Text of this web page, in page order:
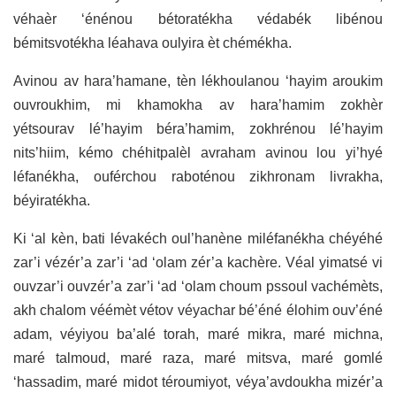
véhaèr ‘énénou bétoratékha védabék libénou
bémitsvotékha léahava oulyira èt chémékha.
Avinou av hara’hamane, tèn lékhoulanou ‘hayim aroukim
ouvroukhim, mi khamokha av hara’hamim zokhèr
yétsourav lé’hayim béra’hamim, zokhrénou lé’hayim
nits’hiim, kémo chéhitpalèl avraham avinou lou yi’hyé
léfanékha, ouférchou raboténou zikhronam livrakha,
béyiratékha.
Ki ‘al kèn, bati lévakéch oul’hanène miléfanékha chéyéhé
zar’i vézér’a zar’i ‘ad ‘olam zér’a kachère. Véal yimatsé vi
ouvzar’i ouvzér’a zar’i ‘ad ‘olam choum pssoul vachémèts,
akh chalom véémèt vétov véyachar bé’éné élohim ouv’éné
adam, véyiyou ba’alé torah, maré mikra, maré michna,
maré talmoud, maré raza, maré mitsva, maré gomlé
‘hassadim, maré midot téroumiyot, véya’avdoukha mizér’a